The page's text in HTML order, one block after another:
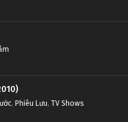
, Phiêu Lưu, TV Shows